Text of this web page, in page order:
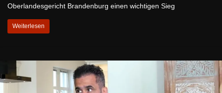
Oberlandesgericht Brandenburg einen wichtigen Sieg
Weiterlesen